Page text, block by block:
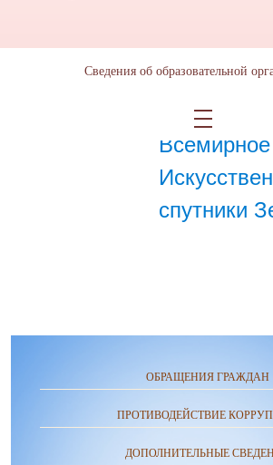
Сила
Всемирное
спутники
ОБРАЩЕНИЯ ГРАЖДАН
ПРОТИВОДЕЙСТВИЕ
ДОПОЛНИТЕЛЬНЫЕ
Сведения об образовательной